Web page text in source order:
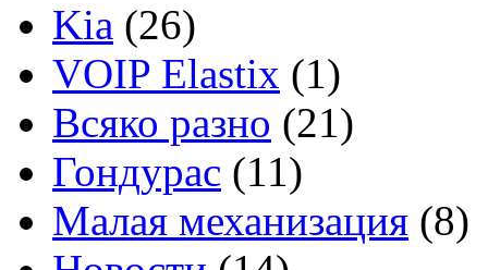
Kia (26)
VOIP Elastix (1)
Всяко разно (21)
Гондурас (11)
Малая механизация (8)